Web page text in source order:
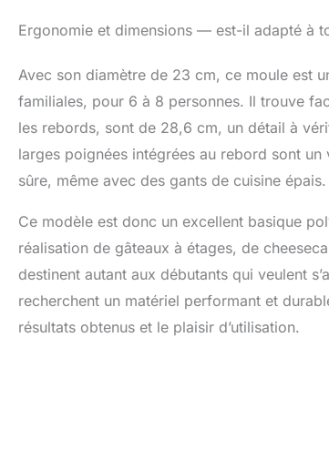
Ergonomie et dimensions — est-il adapté à
Avec son diamètre de 23 cm, ce moule est
familiales, pour 6 à 8 personnes. Il trouve
les rebords, sont de 28,6 cm, un détail à
larges poignées intégrées au rebord sont
sûre, même avec des gants de cuisine épais.
Ce modèle est donc un excellent basique
réalisation de gâteaux à étages, de
destinent autant aux débutants qui veulent
recherchent un matériel performant et
résultats obtenus et le plaisir d’utilisation.